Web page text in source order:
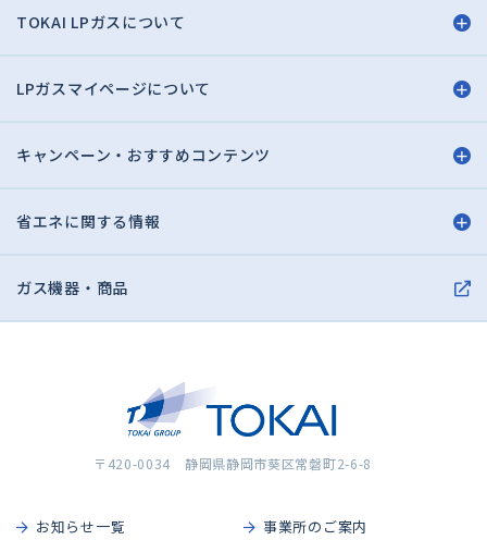
TOKAI LPガスについて
LPガスマイページについて
キャンペーン・おすすめコンテンツ
省エネに関する情報
ガス機器・商品
〒420-0034 静岡県静岡市葵区常磐町2-6-8
お知らせ一覧 事業所のご案内